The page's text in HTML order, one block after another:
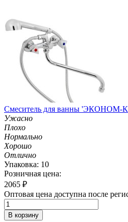
Смеситель для ванны 'ЭКОНОМ-
Ужасно
Плохо
Нормально
Хорошо
Отлично
Упаковка: 10
Розничная цена:
2065 ₽
Оптовая цена доступна после
В корзину